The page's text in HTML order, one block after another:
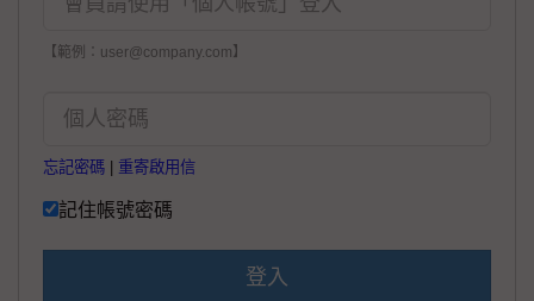
【範例：user@company.com】
忘記密碼 重寄啟用信
記住帳號密碼
登入